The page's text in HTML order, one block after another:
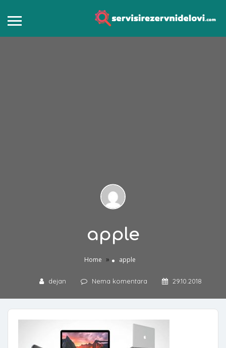
apple
Home » apple
dejan Nema komentara 29.10.2018